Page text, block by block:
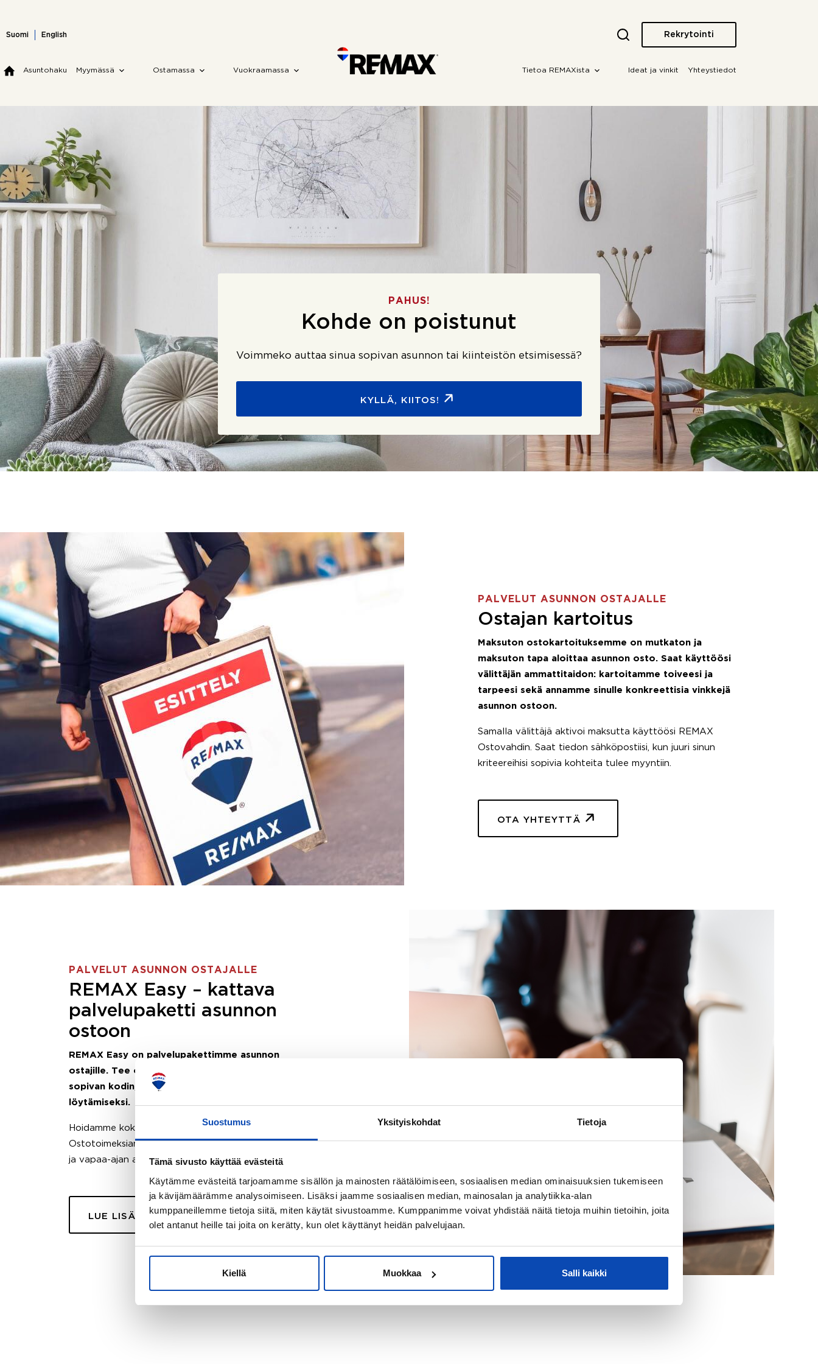
Suostumus Yksityiskohdat Tietoja
Tämä sivusto käyttää evästeitä
Käytämme evästeitä tarjoamamme sisällön ja mainosten räätälöimiseen, sosiaalisen median ominaisuuksien tukemiseen
ja kävijämäärämme analysoimiseen. Lisäksi jaamme sosiaalisen median, mainosalan ja analytiikka-alan
kumppaneillemme tietoja siitä, miten käytät sivustoamme. Kumppanimme voivat yhdistää näitä tietoja muihin tietoihin, joita
olet antanut heille tai joita on kerätty, kun olet käyttänyt heidän palvelujaan.
Kiellä Muokkaa Salli kaikki
content
Suomi English Rekrytointi
Asuntohaku Myymässä Ostamassa Vuokraamassa Tietoa REMAXista Ideat ja vinkit Yhteystiedot
PAHUS!
Kohde on poistunut
Voimmeko auttaa sinua sopivan asunnon tai kiinteistön etsimisessä?
KYLLÄ, KIITOS!
PALVELUT ASUNNON OSTAJALLE
Ostajan kartoitus
Maksuton ostokartoituksemme on mutkaton ja
maksuton tapa aloittaa asunnon osto. Saat käyttöösi
välittäjän ammattitaidon: kartoitamme toiveesi ja
tarpeesi sekä annamme sinulle konkreettisia vinkkejä
asunnon ostoon.
Samalla välittäjä aktivoi maksutta käyttöösi REMAX
Ostovahdin. Saat tiedon sähköpostiisi, kun juuri sinun
kriteereihisi sopivia kohteita tulee myyntiin.
OTA YHTEYTTÄ
PALVELUT ASUNNON OSTAJALLE
REMAX Easy – kattava
palvelupaketti asunnon
ostoon
REMAX Easy on palvelupakettimme asunnon
ostajille. Tee ostotoimeksianto ja etsimme juuri sinulle
sopivan kodin, eikä sinun tarvitse nähdä vaivaa sen
löytämiseksi.
Hoidamme koko ostoprosessin puolestasi.
Ostotoimeksiantopalvelumme sopii myös esimerkiksi sijoitus-
ja vapaa-ajan asuntojen ostoon.
LUE LISÄÄ